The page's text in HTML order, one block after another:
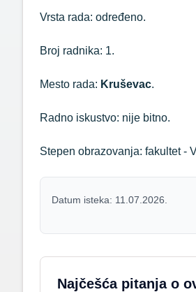
Vrsta rada: određeno.
Broj radnika: 1.
Mesto rada: Kruševac.
Radno iskustvo: nije bitno.
Stepen obrazovanja: fakultet -
Datum isteka: 11.07.2026.
Najčešća pitanja o